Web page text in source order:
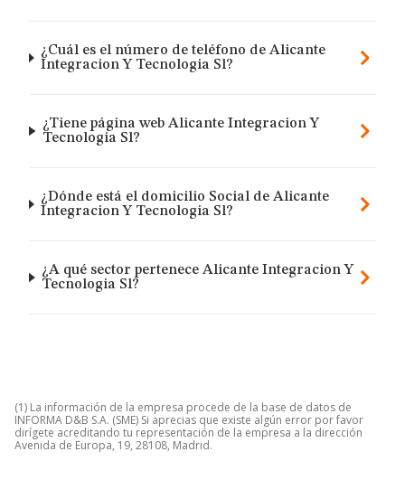
¿Cuál es el número de teléfono de Alicante
Integracion Y Tecnologia Sl?
¿Tiene página web Alicante Integracion Y
Tecnologia Sl?
¿Dónde está el domicilio Social de Alicante
Integracion Y Tecnologia Sl?
¿A qué sector pertenece Alicante Integracion Y
Tecnologia Sl?
(1) La información de la empresa procede de la base de datos de
INFORMA D&B S.A. (SME) Si aprecias que existe algún error por favor
dirígete acreditando tu representación de la empresa a la dirección
Avenida de Europa, 19, 28108, Madrid.